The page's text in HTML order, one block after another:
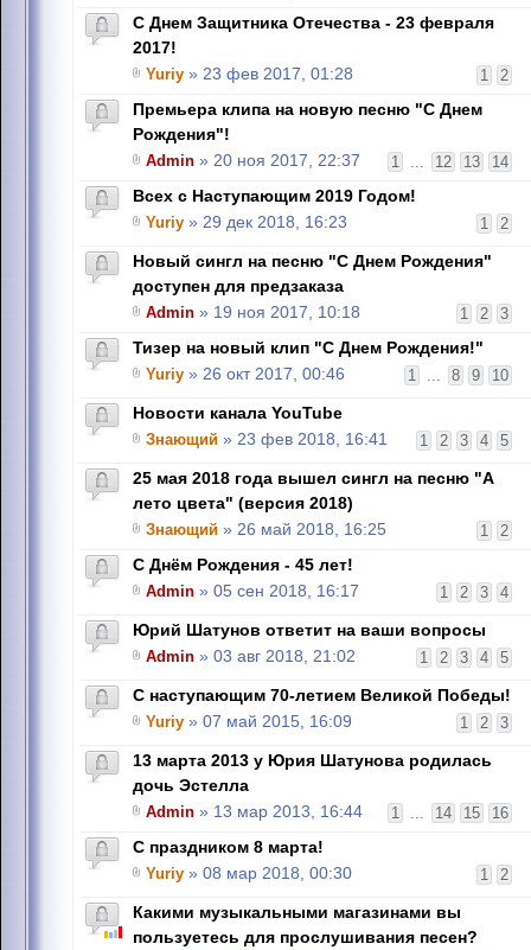
С Днем Защитника Отечества - 23 февраля
2017!
1 2
Yuriy » 23 фев 2017, 01:28
Премьера клипа на новую песню "С Днем
Рождения"!
1 ... 12 13 14
Admin » 20 ноя 2017, 22:37
Всех с Наступающим 2019 Годом!
1 2
Yuriy » 29 дек 2018, 16:23
Новый сингл на песню "С Днем Рождения"
доступен для предзаказа
1 2 3
Admin » 19 ноя 2017, 10:18
Тизер на новый клип "С Днем Рождения!"
1 ... 8 9 10
Yuriy » 26 окт 2017, 00:46
Новости канала YouTube
1 2 3 4 5
Знающий » 23 фев 2018, 16:41
25 мая 2018 года вышел сингл на песню "А
лето цвета" (версия 2018)
1 2
Знающий » 26 май 2018, 16:25
С Днём Рождения - 45 лет!
1 2 3 4
Admin » 05 сен 2018, 16:17
Юрий Шатунов ответит на ваши вопросы
1 2 3 4 5
Admin » 03 авг 2018, 21:02
С наступающим 70-летием Великой Победы!
1 2 3
Yuriy » 07 май 2015, 16:09
13 марта 2013 у Юрия Шатунова родилась
дочь Эстелла
1 ... 14 15 16
Admin » 13 мар 2013, 16:44
С праздником 8 марта!
1 2
Yuriy » 08 мар 2018, 00:30
Какими музыкальными магазинами вы
пользуетесь для прослушивания песен?